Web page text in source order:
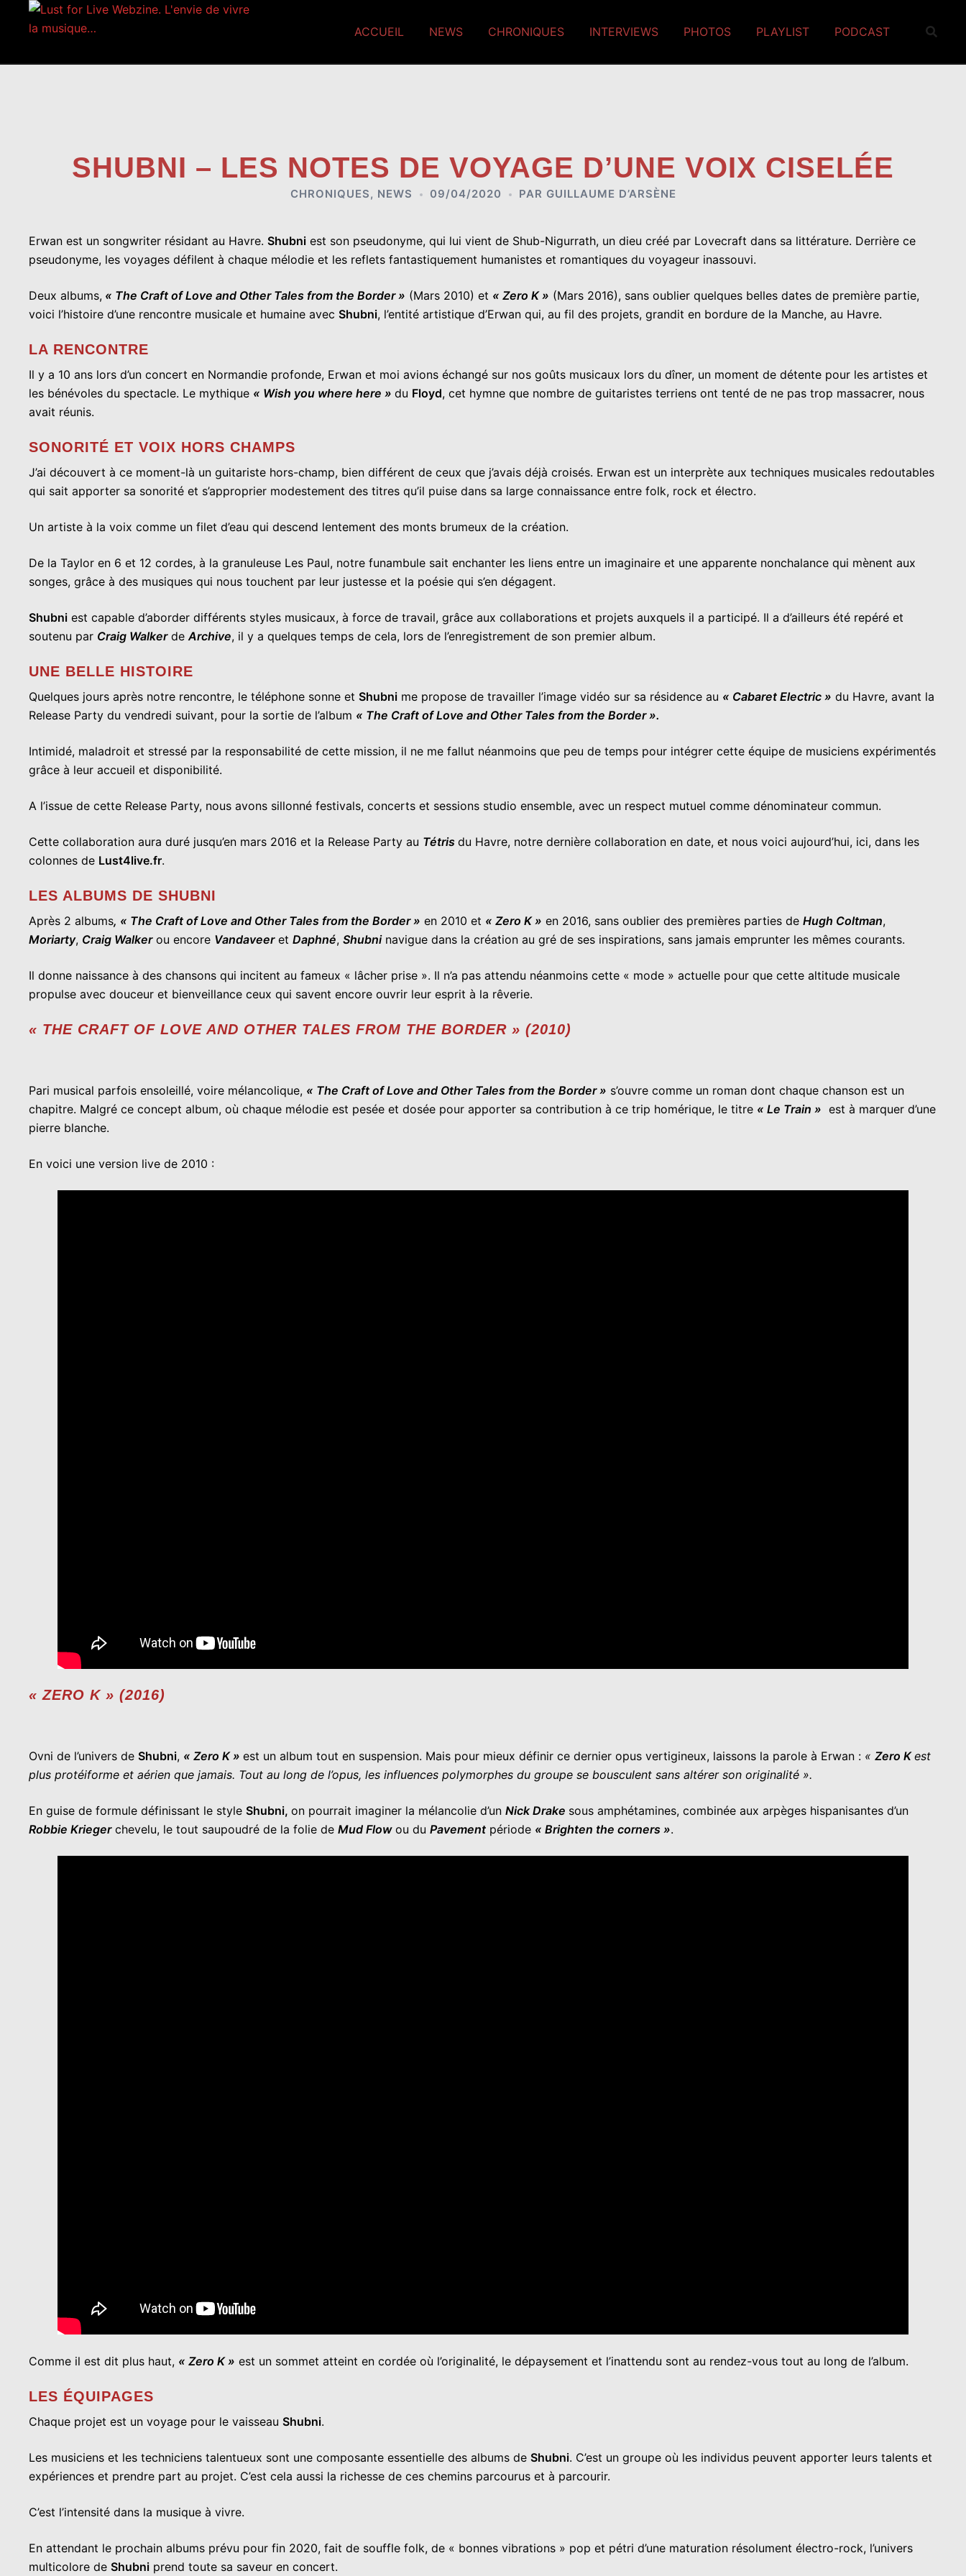
ACCUEIL NEWS CHRONIQUES INTERVIEWS PHOTOS PLAYLIST PODCAST
SHUBNI – LES NOTES DE VOYAGE D’UNE VOIX CISELÉE
CHRONIQUES, NEWS 09/04/2020 PAR GUILLAUME D’ARSÈNE
Erwan est un songwriter résidant au Havre. Shubni est son pseudonyme, qui lui vient de Shub-Nigurrath, un dieu créé par Lovecraft dans sa littérature. Derrière ce
pseudonyme, les voyages défilent à chaque mélodie et les reflets fantastiquement humanistes et romantiques du voyageur inassouvi.
Deux albums, « The Craft of Love and Other Tales from the Border » (Mars 2010) et « Zero K » (Mars 2016), sans oublier quelques belles dates de première partie,
voici l’histoire d’une rencontre musicale et humaine avec Shubni, l’entité artistique d’Erwan qui, au fil des projets, grandit en bordure de la Manche, au Havre.
LA RENCONTRE
Il y a 10 ans lors d’un concert en Normandie profonde, Erwan et moi avions échangé sur nos goûts musicaux lors du dîner, un moment de détente pour les artistes et
les bénévoles du spectacle. Le mythique « Wish you where here » du Floyd, cet hymne que nombre de guitaristes terriens ont tenté de ne pas trop massacrer, nous
avait réunis.
SONORITÉ ET VOIX HORS CHAMPS
J’ai découvert à ce moment-là un guitariste hors-champ, bien différent de ceux que j’avais déjà croisés. Erwan est un interprète aux techniques musicales redoutables
qui sait apporter sa sonorité et s’approprier modestement des titres qu’il puise dans sa large connaissance entre folk, rock et électro.
Un artiste à la voix comme un filet d’eau qui descend lentement des monts brumeux de la création.
De la Taylor en 6 et 12 cordes, à la granuleuse Les Paul, notre funambule sait enchanter les liens entre un imaginaire et une apparente nonchalance qui mènent aux
songes, grâce à des musiques qui nous touchent par leur justesse et la poésie qui s’en dégagent.
Shubni est capable d’aborder différents styles musicaux, à force de travail, grâce aux collaborations et projets auxquels il a participé. Il a d’ailleurs été repéré et
soutenu par Craig WalkerdeArchive, il y a quelques temps de cela, lors de l’enregistrement de son premier album.
UNE BELLE HISTOIRE
Quelques jours après notre rencontre, le téléphone sonne et Shubni me propose de travailler l’image vidéo sur sa résidence au « Cabaret Electric » du Havre, avant la
Release Party du vendredi suivant, pour la sortie de l’album « The Craft of Love and Other Tales from the Border ».
Intimidé, maladroit et stressé par la responsabilité de cette mission, il ne me fallut néanmoins que peu de temps pour intégrer cette équipe de musiciens expérimentés
grâce à leur accueil et disponibilité.
A l’issue de cette Release Party, nous avons sillonné festivals, concerts et sessions studio ensemble, avec un respect mutuel comme dénominateur commun.
Cette collaboration aura duré jusqu’en mars 2016 et la Release Party au Tétris du Havre, notre dernière collaboration en date, et nous voici aujourd’hui, ici, dans les
colonnes de Lust4live.fr.
LES ALBUMS DE SHUBNI
Après 2 albums, « The Craft of Love and Other Tales from the Border » en 2010 et « Zero K » en 2016, sans oublier des premières parties de Hugh Coltman,
Moriarty, Craig Walkerou encore Vandaveeret Daphné, Shubninavigue dans la création au gré de ses inspirations, sans jamais emprunter les mêmes courants.
Il donne naissance à des chansons qui incitent au fameux « lâcher prise ». Il n’a pas attendu néanmoins cette « mode » actuelle pour que cette altitude musicale
propulse avec douceur et bienveillance ceux qui savent encore ouvrir leur esprit à la rêverie.
« THE CRAFT OF LOVE AND OTHER TALES FROM THE BORDER » (2010)
Pari musical parfois ensoleillé, voire mélancolique, « The Craft of Love and Other Tales from the Border » s’ouvre comme un roman dont chaque chanson est un
chapitre. Malgré ce concept album, où chaque mélodie est pesée et dosée pour apporter sa contribution à ce trip homérique, le titre « Le Train » est à marquer d’une
pierre blanche.
En voici une version live de 2010 :
« ZERO K » (2016)
Ovni de l’univers de Shubni, « Zero K » est un album tout en suspension. Mais pour mieux définir ce dernier opus vertigineux, laissons la parole à Erwan : « Zero Kest
plus protéiforme et aérien que jamais. Tout au long de l’opus, les influences polymorphes du groupe se bousculent sans altérer son originalité ».
En guise de formule définissant le style Shubni, on pourrait imaginer la mélancolie d’un Nick Drake sous amphétamines, combinée aux arpèges hispanisantes d’un
Robbie Kriegerchevelu, le tout saupoudré de la folie de Mud Flowou du Pavement période « Brighten the corners ».
Comme il est dit plus haut, « Zero K » est un sommet atteint en cordée où l’originalité, le dépaysement et l’inattendu sont au rendez-vous tout au long de l’album.
LES ÉQUIPAGES
Chaque projet est un voyage pour le vaisseau Shubni.
Les musiciens et les techniciens talentueux sont une composante essentielle des albums de Shubni. C’est un groupe où les individus peuvent apporter leurs talents et
expériences et prendre part au projet. C’est cela aussi la richesse de ces chemins parcourus et à parcourir.
C’est l’intensité dans la musique à vivre.
En attendant le prochain albums prévu pour fin 2020, fait de souffle folk, de « bonnes vibrations » pop et pétri d’une maturation résolument électro-rock, l’univers
multicolore de Shubni prend toute sa saveur en concert.